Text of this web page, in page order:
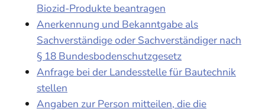
Biozid-Produkte beantragen
Anerkennung und Bekanntgabe als
Sachverständige oder Sachverständiger nach
§ 18 Bundesbodenschutzgesetz
Anfrage bei der Landesstelle für Bautechnik
stellen
Angaben zur Person mitteilen, die die